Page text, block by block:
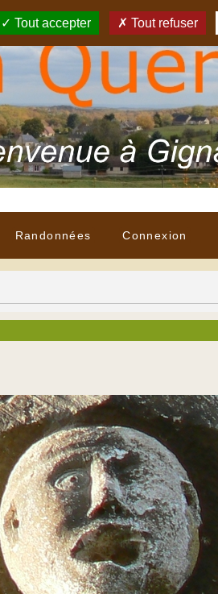
Randonnées Connexion
Tout accepter Tout refuser